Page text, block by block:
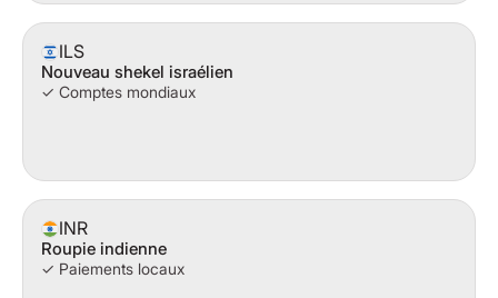
ILS
Nouveau shekel israélien
✓ Comptes mondiaux
INR
Roupie indienne
✓ Paiements locaux